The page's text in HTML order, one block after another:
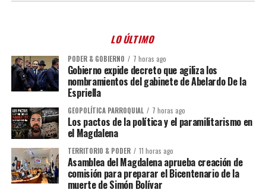
LO ÚLTIMO
PODER & GOBIERNO 7 horas ago
Gobierno expide decreto que agiliza los
nombramientos del gabinete de Abelardo De la
Espriella
GEOPOLÍTICA PARROQUIAL 7 horas ago
Los pactos de la política y el paramilitarismo en
el Magdalena
TERRITORIO & PODER 11 horas ago
Asamblea del Magdalena aprueba creación de
comisión para preparar el Bicentenario de la
muerte de Simón Bolívar